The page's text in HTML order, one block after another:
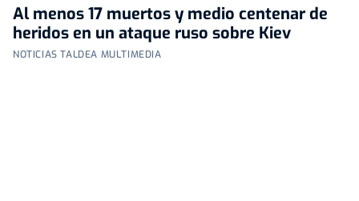
Al menos 17 muertos y medio centenar de
heridos en un ataque ruso sobre Kiev
NOTICIAS TALDEA MULTIMEDIA